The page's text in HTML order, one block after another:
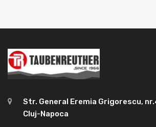
Str. General Eremia Grigorescu,
Cluj-Napoca